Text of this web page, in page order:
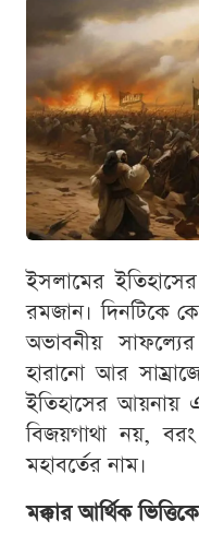
ইসলামের
রমজান। দিনটিকে
অভাবনীয়
হারানো আর
ইতিহাসের আয়নায়
বিজয়গাথা নয়,
মহাবর্তের নাম।
মক্কার আর্থিক